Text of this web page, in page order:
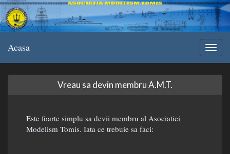
Acasa
Vreau sa devin membru A.M.T.
Este foarte simplu sa devii membru al Asociatiei
Modelism Tomis. Iata ce trebuie sa faci: